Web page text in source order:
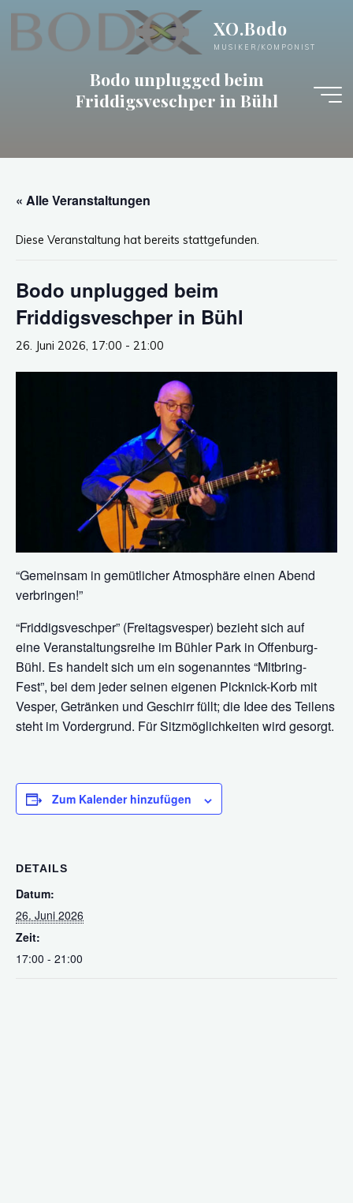
Inhalt
springen
XO.Bodo
MUSIKER/KOMPONIST
Bodo unplugged beim
Friddigsveschper in Bühl
« Alle Veranstaltungen
Diese Veranstaltung hat bereits stattgefunden.
Bodo unplugged beim
Friddigsveschper in Bühl
26. Juni 2026, 17:00 - 21:00
“Gemeinsam in gemütlicher Atmosphäre einen Abend
verbringen!”
“Friddigsveschper” (Freitagsvesper) bezieht sich auf
eineVeranstaltungsreihe im Bühler Park in Offenburg-
Bühl. Es handelt sich um ein sogenanntes “Mitbring-
Fest”, bei dem jeder seinen eigenen Picknick-Korb mit
Vesper, Getränken und Geschirr füllt; die Idee des Teilens
steht im Vordergrund. Für Sitzmöglichkeiten wird gesorgt.
Zum Kalender hinzufügen
DETAILS
Datum:
26. Juni 2026
Zeit:
17:00 - 21:00